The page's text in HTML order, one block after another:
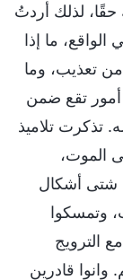
حقًا، لذلك أردتُ
ما إذا
تعذيب، وما
تقع ضمن
تذكرت تلاميذ
الموت،
شتى أشكال
وتمسكوا
الترويج
وانوا قادرين